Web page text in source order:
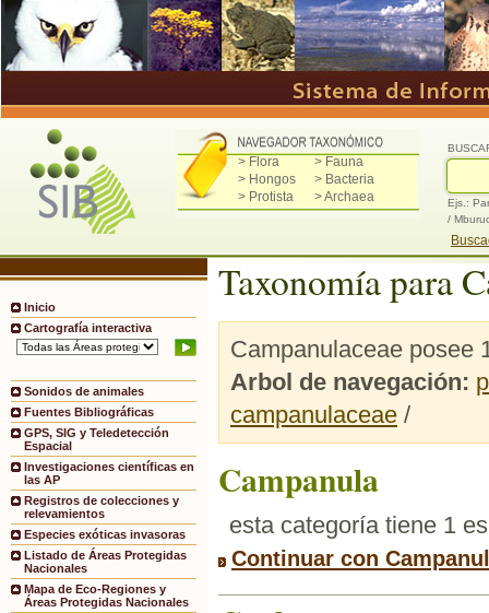
> Flora
> Fauna
> Hongos
> Bacteria
> Protista
> Archaea
Ejs.:
/
Inicio
Cartografía interactiva
Sonidos de animales
Fuentes Bibliográficas
GPS, SIG y Teledetección
Espacial
Investigaciones científicas en
las AP
Registros de colecciones y
relevamientos
Especies exóticas invasoras
Listado de Áreas Protegidas
Nacionales
Mapa de Eco-Regiones y
Áreas Protegidas Nacionales
Taxonomía para
Campanulaceae posee
Arbol de navegación:
campanulaceae /
Campanula
esta categoría tiene 1
Continuar con